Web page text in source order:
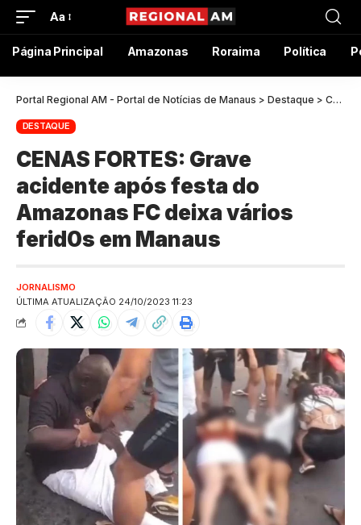
Aa
Página Principal Amazonas Roraima Política
Portal Regional AM - Portal de Notícias de Manaus > Destaque > CENAS FORTES: Grave acidente após festa do Amazonas FC deixa vários ferid0s em Manaus
DESTAQUE
CENAS FORTES: Grave
acidente após festa do
Amazonas FC deixa vários
ferid0s em Manaus
ÚLTIMA ATUALIZAÇÃO 24/10/2023 11:23
JORNALISMO